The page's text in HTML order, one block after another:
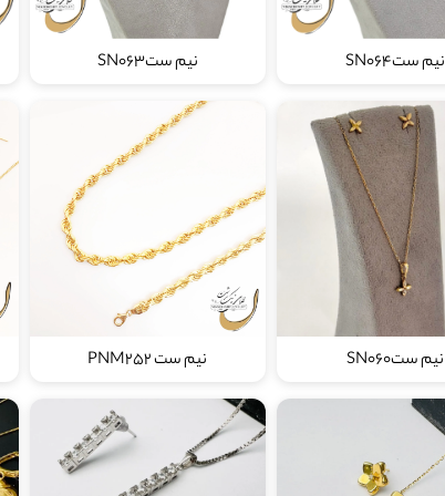
نیم ستSN064 نیم ستSN063
نیم ستSN060 نیم ست PNM252